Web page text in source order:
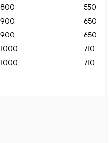
800
550
900
650
900
650
1000
710
1000 710